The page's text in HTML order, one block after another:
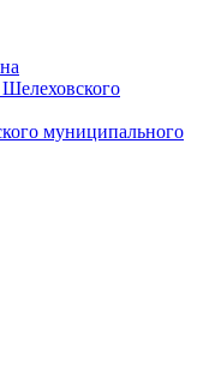
муниципального